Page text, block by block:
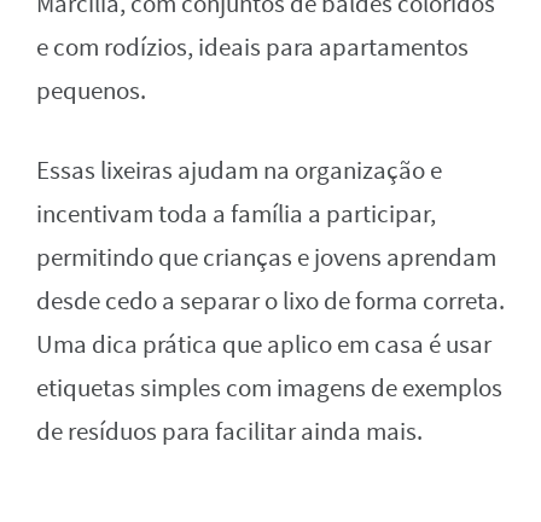
e com rodízios, ideais para apartamentos
pequenos.
Essas lixeiras ajudam na organização e
incentivam toda a família a participar,
permitindo que crianças e jovens aprendam
desde cedo a separar o lixo de forma correta.
Uma dica prática que aplico em casa é usar
etiquetas simples com imagens de exemplos
de resíduos para facilitar ainda mais.